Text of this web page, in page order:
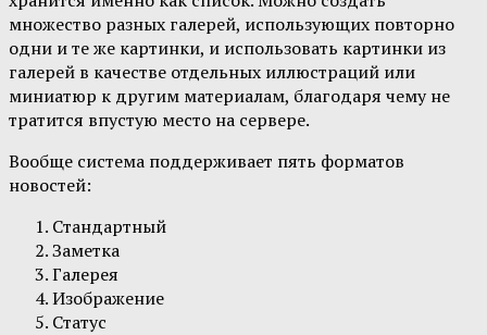
множество разных галерей, использующих повторно
одни и те же картинки, и использовать картинки из
галерей в качестве отдельных иллюстраций или
миниатюр к другим материалам, благодаря чему не
тратится впустую место на сервере.
Вообще система поддерживает пять форматов
новостей:
Стандартный
Заметка
Галерея
Изображение
Статус